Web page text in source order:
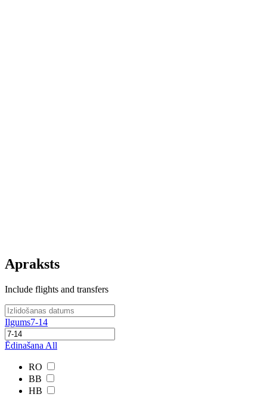
Apraksts
Include flights and transfers
Ilgums7-14
Ēdinašana All
RO
BB
HB